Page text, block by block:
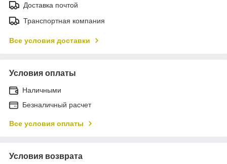
Доставка почтой
Транспортная компания
Все условия доставки
Условия оплаты
Наличными
Безналичный расчет
Все условия оплаты
Условия возврата